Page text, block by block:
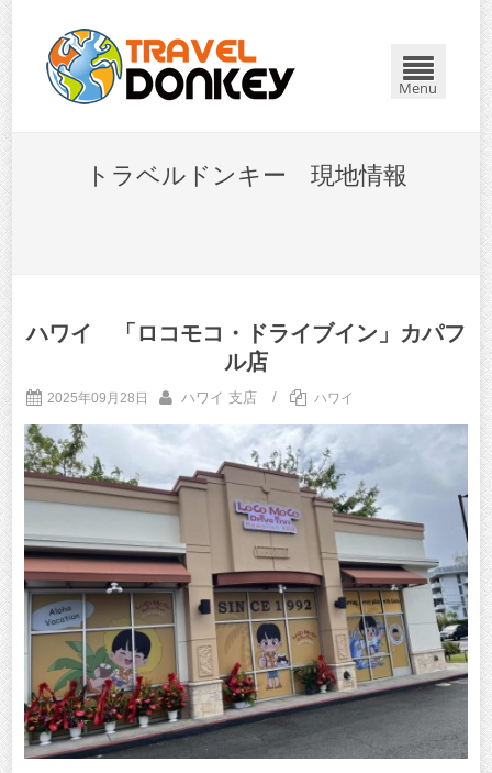
Menu
トラベルドンキー 現地情報
ハワイ 「ロコモコ・ドライブイン」カパフ
ル店
2025年09月28日 ハワイ 支店 / ハワイ